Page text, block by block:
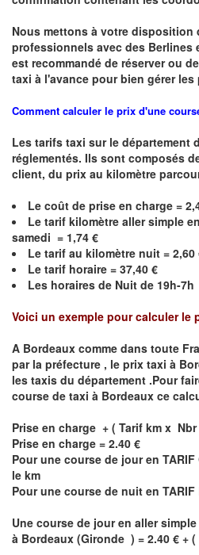
Nous mettons à votre disposition
professionnels avec des Berlines
est recommandé de réserverou
taxi à l'avance pour bien gérer
Comment calculer le prix d'une
Les tarifs taxi sur le département
réglementés. Ils sont composés
client, du prix au kilomètre
Le coût de prise en charge =
Le tarif kilomètre aller simple
samedi = 1,74 €
Le tarif au kilomètre nuit = 2,60
Le tarif horaire = 37,40 €
Les horaires de Nuit de 19h-7h
Voici un exemple pour calculer le
A Bordeaux comme dans toute
par la préfecture , le prix taxi à
les taxis du département .Pour
course de taxi à Bordeaux ce
Prise en charge + ( Tarif km x Nbr
Prise en charge = 2.40 €
Pour une course de jour en
le km
Pour une course de nuit en TARIF
Une course de jour en aller
à Bordeaux (Gironde ) = 2.40 € +